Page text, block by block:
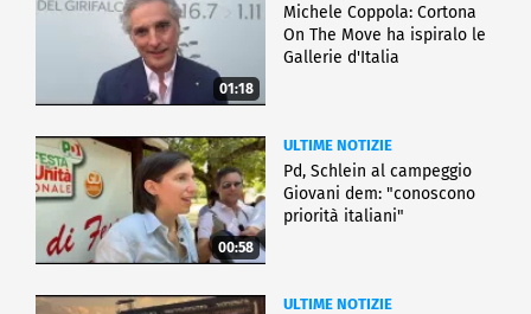
01:18
Michele Coppola: Cortona
On The Move ha ispiralo le
Gallerie d'Italia
00:58
ULTIME NOTIZIE
Pd, Schlein al campeggio
Giovani dem: "conoscono
priorità italiani"
ULTIME NOTIZIE